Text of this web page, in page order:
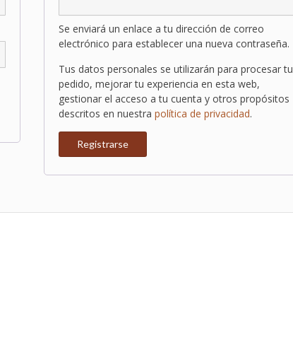
Se enviará un enlace a tu dirección de correo
electrónico para establecer una nueva contraseña.
Tus datos personales se utilizarán para procesar tu
pedido, mejorar tu experiencia en esta web,
gestionar el acceso a tu cuenta y otros propósitos
descritos en nuestra política de privacidad.
Registrarse